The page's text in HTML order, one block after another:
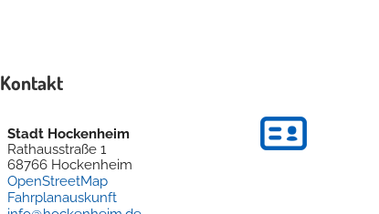
Kontakt
Stadt Hockenheim
Rathausstraße 1
68766 Hockenheim
OpenStreetMap
Fahrplanauskunft